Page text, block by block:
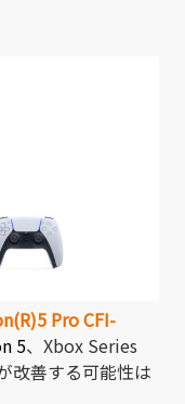
ProCFI-
5、Xbox Series
改善する可能性は